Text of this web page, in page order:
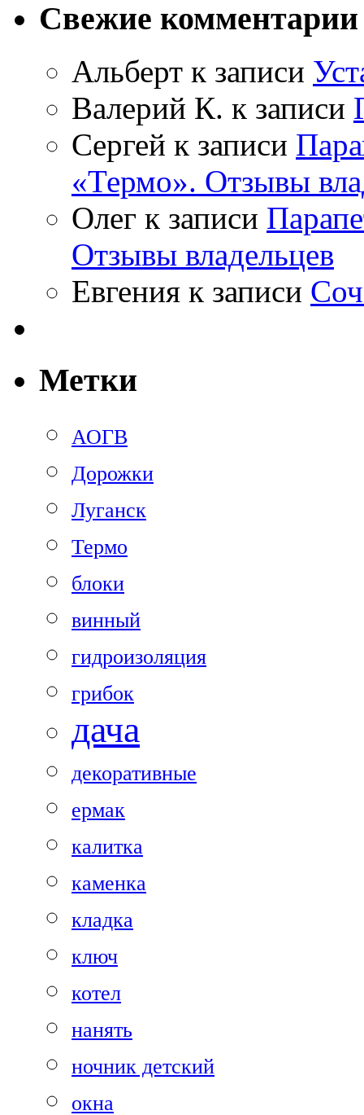
Свежие комментарии
Альберт к записи
Валерий К. к записи
Сергей к записи
«Термо». Отзывы
Олег к записи
Отзывы владельцев
Евгения к записи
Метки
АОГВ
Дорожки
Луганск
Термо
блоки
винный
гидроизоляция
грибок
дача
декоративные
ермак
калитка
каменка
кладка
ключ
котел
нанять
ночник детский
окна